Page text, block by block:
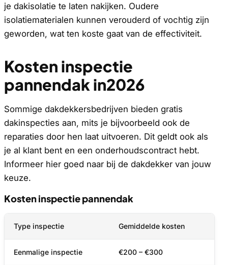
je dakisolatie te laten nakijken. Oudere
isolatiematerialen kunnen verouderd of vochtig zijn
geworden, wat ten koste gaat van de effectiviteit.
Kosten inspectie
pannendak in2026
Sommige dakdekkersbedrijven bieden gratis
dakinspecties aan, mits je bijvoorbeeld ook de
reparaties door hen laat uitvoeren. Dit geldt ook als
je al klant bent en een onderhoudscontract hebt.
Informeer hier goed naar bij de dakdekker van jouw
keuze.
Kosten inspectie pannendak
Type inspectie Gemiddelde kosten
Eenmalige inspectie €200 – €300